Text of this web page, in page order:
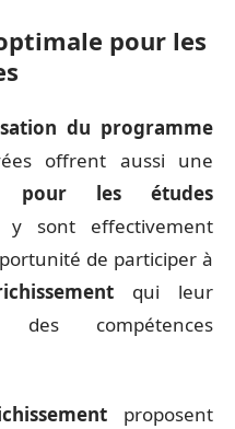
pour les
du programme
offrent aussi une
pour les études
y sont effectivement
de participer à
qui leur
des compétences
proposent